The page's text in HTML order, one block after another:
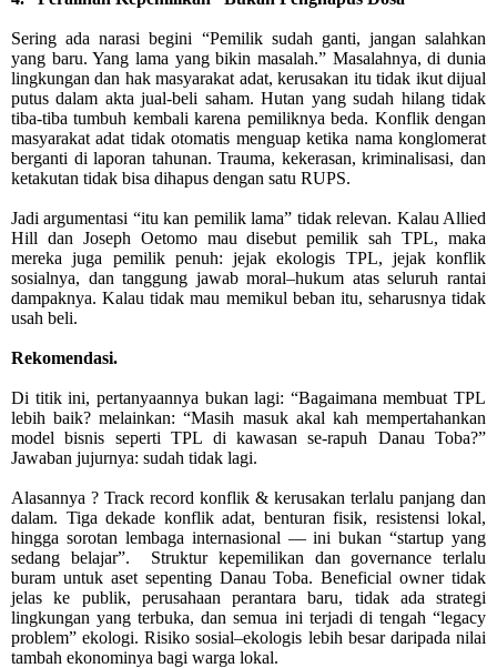
Sering ada narasi begini “Pemilik sudah ganti, jangan salahkan
yang baru. Yang lama yang bikin masalah.” Masalahnya, di dunia
lingkungan dan hak masyarakat adat, kerusakan itu tidak ikut dijual
putus dalam akta jual-beli saham. Hutan yang sudah hilang tidak
tiba-tiba tumbuh kembali karena pemiliknya beda. Konflik dengan
masyarakat adat tidak otomatis menguap ketika nama konglomerat
berganti di laporan tahunan. Trauma, kekerasan, kriminalisasi, dan
ketakutan tidak bisa dihapus dengan satu RUPS.
Jadi argumentasi “itu kan pemilik lama” tidak relevan. Kalau Allied
Hill dan Joseph Oetomo mau disebut pemilik sah TPL, maka
mereka juga pemilik penuh: jejak ekologis TPL, jejak konflik
sosialnya, dan tanggung jawab moral–hukum atas seluruh rantai
dampaknya. Kalau tidak mau memikul beban itu, seharusnya tidak
usah beli.
Rekomendasi.
Di titik ini, pertanyaannya bukan lagi: “Bagaimana membuat TPL
lebih baik? melainkan: “Masih masuk akal kah mempertahankan
model bisnis seperti TPL di kawasan se-rapuh Danau Toba?”
Jawaban jujurnya: sudah tidak lagi.
Alasannya ? Track record konflik & kerusakan terlalu panjang dan
dalam. Tiga dekade konflik adat, benturan fisik, resistensi lokal,
hingga sorotan lembaga internasional — ini bukan “startup yang
sedang belajar”.
Struktur kepemilikan dan governance terlalu
buram untuk aset sepenting Danau Toba. Beneficial owner tidak
jelas ke publik, perusahaan perantara baru, tidak ada strategi
lingkungan yang terbuka, dan semua ini terjadi di tengah “legacy
problem” ekologi. Risiko sosial–ekologis lebih besar daripada nilai
tambah ekonominya bagi warga lokal.